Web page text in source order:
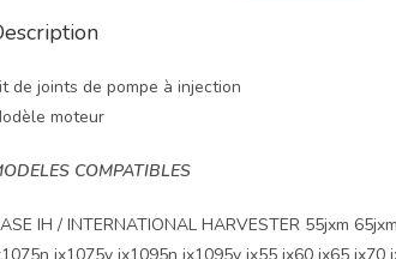
de joints de pompe à injection
moteur
COMPATIBLES
IH / INTERNATIONAL HARVESTER 55jxm